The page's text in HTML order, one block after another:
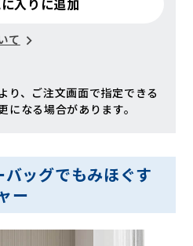
入りに追加
て
り、ご注文画面で指定できる
なる場合があります。
ッグでもみほぐす
ー